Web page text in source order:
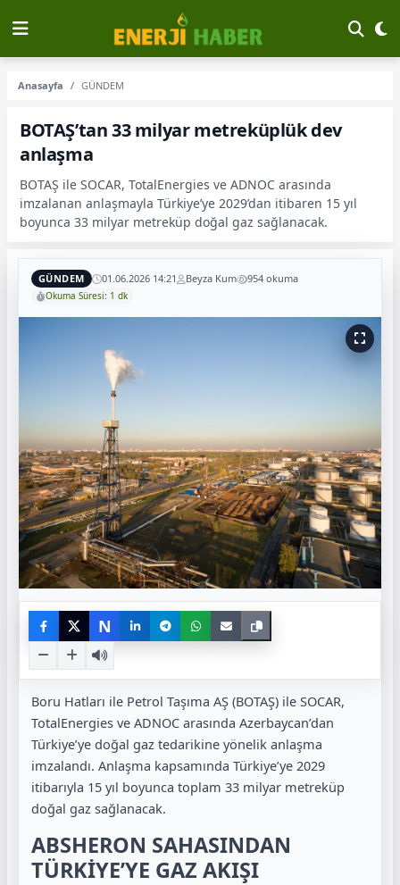
Anasayfa GÜNDEM
BOTAŞ’tan 33 milyar metreküplük dev
anlaşma
BOTAŞ ile SOCAR, TotalEnergies ve ADNOC arasında
imzalanan anlaşmayla Türkiye’ye 2029’dan itibaren 15 yıl
boyunca 33 milyar metreküp doğal gaz sağlanacak.
GÜNDEM 01.06.2026 14:21 Beyza Kum 954 okuma
Okuma Süresi: 1 dk
N
Boru Hatları ile Petrol Taşıma AŞ (BOTAŞ) ile SOCAR,
TotalEnergies ve ADNOC arasında Azerbaycan’dan
Türkiye’ye doğal gaz tedarikine yönelik anlaşma
imzalandı. Anlaşma kapsamında Türkiye’ye 2029
itibarıyla 15 yıl boyunca toplam 33 milyar metreküp
doğal gaz sağlanacak.
ABSHERON SAHASINDAN
TÜRKİYE’YE GAZ AKIŞI